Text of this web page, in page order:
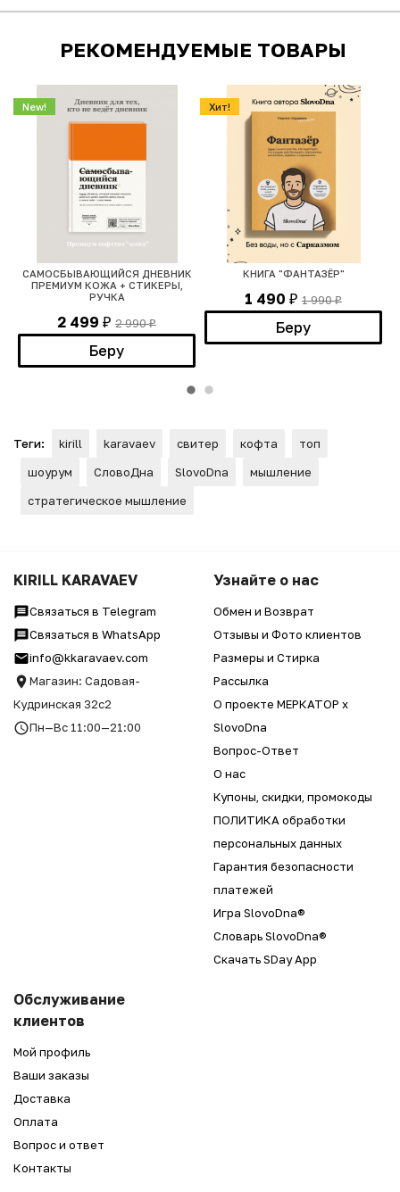
РЕКОМЕНДУЕМЫЕ ТОВАРЫ
САМОСБЫВАЮЩИЙСЯ ДНЕВНИК
ПРЕМИУМ КОЖА + СТИКЕРЫ,
РУЧКА
2 499 ₽ 2 990₽
Беру
New!
КНИГА "ФАНТАЗЁР"
1 490 ₽ 1 990₽
Беру
Хит!
Теги: kirill karavaev свитер кофта
топ
шоурум
СловоДна SlovoDna
мышление
стратегическое мышление
KIRILL KARAVAEV
Связаться в Telegram
Связаться в WhatsApp
info@kkaravaev.com
Магазин: Садовая-
Кудринская 32с2
Пн—Вс 11:00—21:00
Узнайте о нас
Обмен и Возврат
Отзывы и Фото клиентов
Размеры и Стирка
Рассылка
О проекте МЕРКАТОР x
SlovoDna
Вопрос-Ответ
О нас
Купоны, скидки, промокоды
ПОЛИТИКА обработки
персональных данных
Гарантия безопасности
платежей
Игра SlovoDna®
Словарь SlovoDna®
Скачать SDay App
Обслуживание
клиентов
Мой профиль
Ваши заказы
Доставка
Оплата
Вопрос и ответ
Контакты